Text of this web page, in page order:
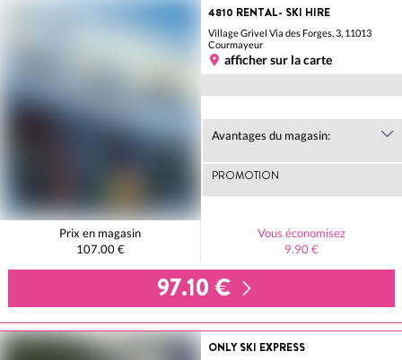
4810 RENTAL- SKI HIRE
Village Grivel Via des Forges, 3, 11013
Courmayeur
afficher sur la carte
Avantages du magasin:
PROMOTION
Prix en magasin
107.00 €
Vous économisez
9.90 €
97.10 €
ONLY SKI EXPRESS